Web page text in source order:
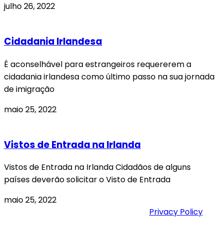
julho 26, 2022
Cidadania Irlandesa
É aconselhável para estrangeiros requererem a
cidadania irlandesa como último passo na sua jornada
de imigração
maio 25, 2022
Vistos de Entrada na Irlanda
Vistos de Entrada na Irlanda Cidadãos de alguns
países deverão solicitar o Visto de Entrada
maio 25, 2022
Privacy Policy